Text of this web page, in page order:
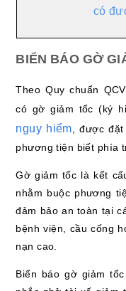
có
BIỂN BÁO GỜ
Theo Quy chuẩn
có gờ giảm tốc (ký
nguy hiểm , được
phương tiện biết phía
Gờ giảm tốc là kết
nhằm buộc phương
đảm bảo an toàn tại
bệnh viện, cầu cống
nạn cao.
Biển báo gờ giảm